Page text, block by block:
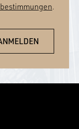
.